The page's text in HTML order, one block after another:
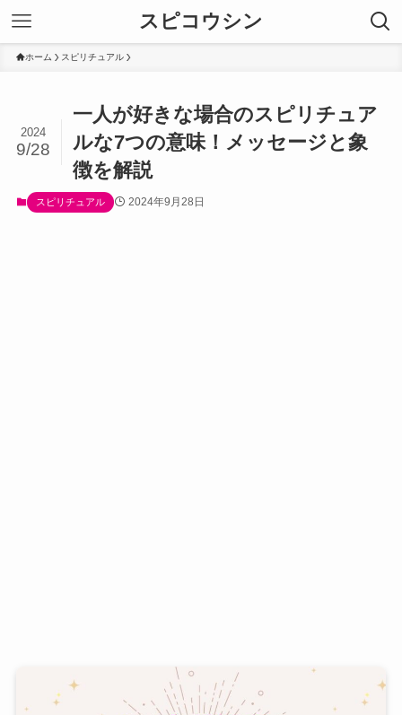
スピコウシン
ホーム スピリチュアル
一人が好きな場合のスピリチュア
ルな7つの意味！メッセージと象
徴を解説
2024
9/28
スピリチュアル 2024年9月28日